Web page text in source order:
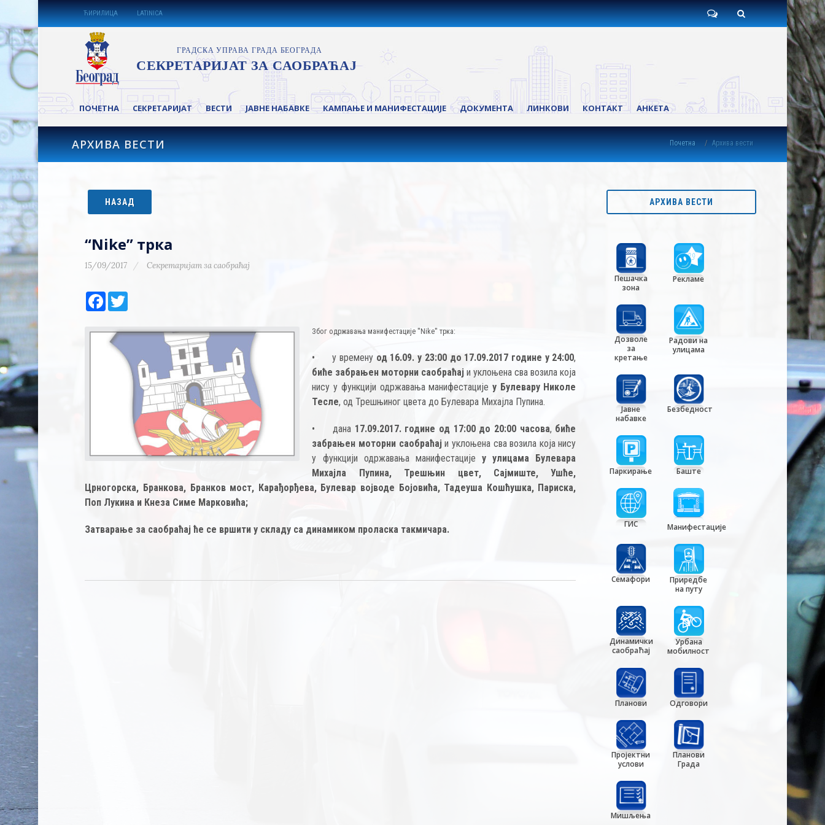
ЋИРИЛИЦА LATINICA
ПОЧЕТНА СЕКРЕТАРИЈАТ ВЕСТИ ЈАВНЕ НАБАВКЕ КАМПАЊЕ И МАНИФЕСТАЦИЈЕ ДОКУМЕНТА ЛИНКОВИ КОНТАКТ АНКЕТА
АРХИВА ВЕСТИ Почетна Архива вести
НАЗАД
“Nike” трка
15/09/2017 Секретаријат за саобраћај
Facebook
Због одржавања манифестације ''Nike'' трка:
• у времену од 16.09. у 23:00 до 17.09.2017 године у 24:00,
биће забрањен моторни саобраћај и уклоњена сва возила која
нису у функцији одржавања манифестације у Булевару Николе
Тесле, од Трешњиног цвета до Булевара Михајла Пупина.
• дана 17.09.2017. године од 17:00 до 20:00 часова, биће
забрањен моторни саобраћаји уклоњена сва возила која нису
у функцији одржавања манифестацијеу улицама Булевара
Михајла Пупина, Трешњин цвет, Сајмиште, Ушће,
Црногорска, Бранкова, Бранков мост, Карађорђева, Булевар војводе Бојовића, Тадеуша Кошћушка, Париска,
Поп Лукина и Кнеза Симе Марковића;
Затварање за саобраћај ће се вршити у складу са динамиком проласка такмичара.
АРХИВА ВЕСТИ
Пешачка
зона
Рекламе
Дозволе
за
кретање
Радови на
улицама
Јавне
набавке
Безбедност
Паркирање Баште
ГИС Манифестације
Семафори
Приредбе
на путу
Динамички
саобраћај
Урбана
мобилност
Планови Одговори
Пројектни
услови
Планови
Града
Мишљења